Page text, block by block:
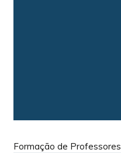
Formação de Professores